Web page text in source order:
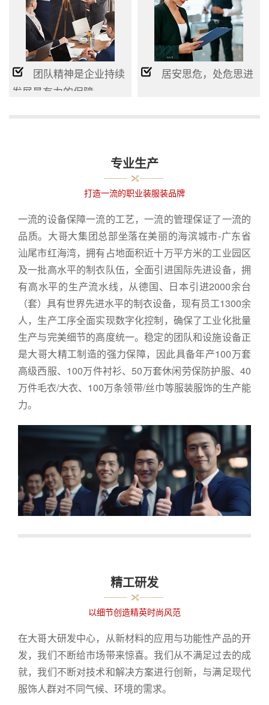
团队精神是企业持续
发展最有力的保障
居安思危，处危思进
专业生产
打造一流的职业装服装品牌
一流的设备保障一流的工艺，一流的管理保证了一流的
品质。大哥大集团总部坐落在美丽的海滨城市-广东省
汕尾市红海湾，拥有占地面积近十万平方米的工业园区
及一批高水平的制衣队伍，全面引进国际先进设备，拥
有高水平的生产流水线，从德国、日本引进2000余台
（套）具有世界先进水平的制衣设备，现有员工1300余
人，生产工序全面实现数字化控制，确保了工业化批量
生产与完美细节的高度统一。稳定的团队和设施设备正
是大哥大精工制造的强力保障，因此具备年产100万套
高级西服、100万件衬衫、50万套休闲劳保防护服、40
万件毛衣/大衣、100万条领带/丝巾等服装服饰的生产能
力。
精工研发
以细节创造精英时尚风范
在大哥大研发中心，从新材料的应用与功能性产品的开
发，我们不断给市场带来惊喜。我们从不满足过去的成
就，我们不断对技术和解决方案进行创新，与满足现代
服饰人群对不同气候、环境的需求。